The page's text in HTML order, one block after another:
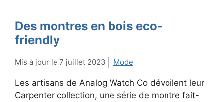
Des montres en bois eco-
friendly
7 juillet 2023 Mode
Les artisans de Analog Watch Co dévoilent leur
Carpenter collection, une série de montre fait-